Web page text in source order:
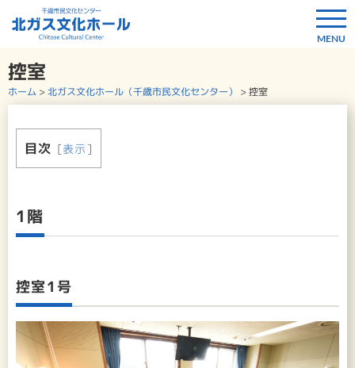
控室
ホーム >北ガス文化ホール（千歳市民文化センター） >控室
目次 [表示 ]
1階
控室1号